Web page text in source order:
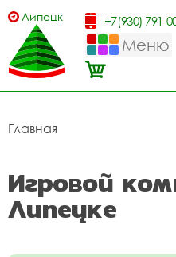
Липецк +7(930) 791-
Меню
Главная
Игровой
Липецке